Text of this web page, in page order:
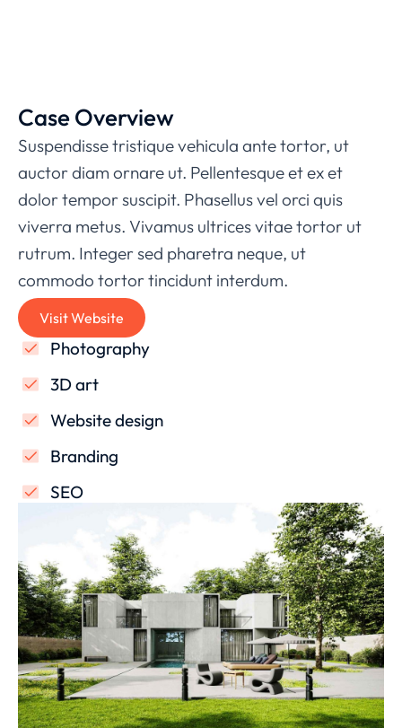
Case Overview
Suspendisse tristique vehicula ante tortor, ut
auctor diam ornare ut. Pellentesque et ex et
dolor tempor suscipit. Phasellus vel orci quis
viverra metus. Vivamus ultrices vitae tortor ut
rutrum. Integer sed pharetra neque, ut
commodo tortor tincidunt interdum.
Visit Website
Photography
3D art
Website design
Branding
SEO